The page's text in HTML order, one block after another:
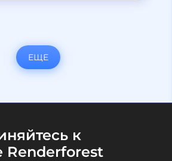
ЕЩЕ
к
Renderforest